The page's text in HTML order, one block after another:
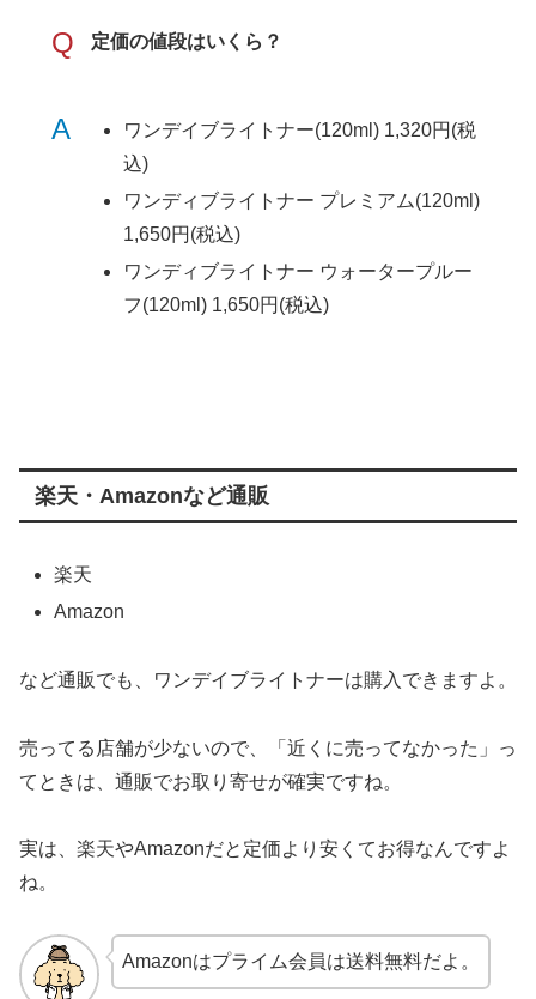
Q 定価の値段はいくら？
A
ワンデイブライトナー(120ml) 1,320円(税
込)
ワンディブライトナー プレミアム(120ml)
1,650円(税込)
ワンディブライトナー ウォータープルー
フ(120ml) 1,650円(税込)
楽天・Amazonなど通販
楽天
Amazon
など通販でも、ワンデイブライトナーは購入できますよ。
売ってる店舗が少ないので、「近くに売ってなかった」っ
てときは、通販でお取り寄せが確実ですね。
実は、楽天やAmazonだと定価より安くてお得なんですよ
ね。
Amazonはプライム会員は送料無料だよ。